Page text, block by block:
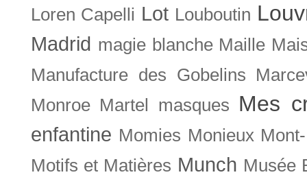
Loren Capelli Lot Louboutin
Madrid magie blanche Maille
Manufacture des Gobelins
Monroe Martel masques Mes
enfantine Momies Monieux
Motifs et Matières Munch Musée